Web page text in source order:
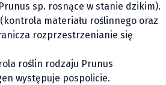
Prunus sp. rosnące w stanie dzikim).
(kontrola materiału roślinnego oraz
rozprzestrzenianie się
roślin rodzaju Prunus
występuje pospolicie.